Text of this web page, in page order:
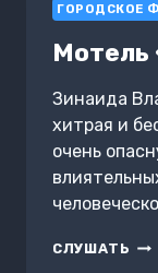
ГОРОДСКОЕ
Мотель
Зинаида
хитрая и
очень
СЛУШАТЬ